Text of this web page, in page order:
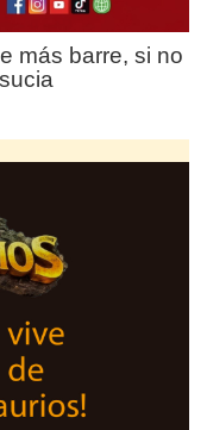
más barre, si no